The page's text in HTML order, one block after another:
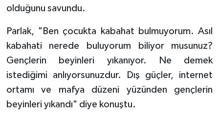
olduğunu savundu.
Parlak, "Ben çocukta kabahat bulmuyorum. Asıl
kabahati nerede buluyorum biliyor musunuz?
Gençlerin beyinleri yıkanıyor. Ne demek
istediğimi anlıyorsunuzdur. Dış güçler, internet
ortamı ve mafya düzeni yüzünden gençlerin
beyinleri yıkandı" diye konuştu.